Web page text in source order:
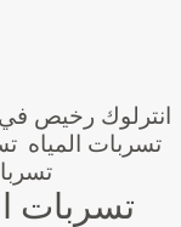
انترلوك رخيص في
تسربات المياه
تسربات